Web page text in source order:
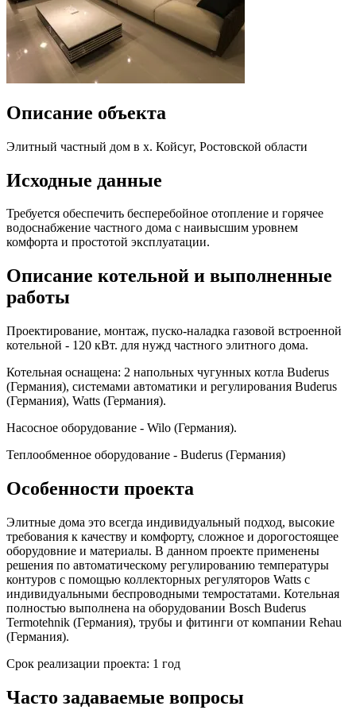
Описание объекта
Элитный частный дом в х. Койсуг, Ростовской области
Исходные данные
Требуется обеспечить бесперебойное отопление и горячее
водоснабжение частного дома с наивысшим уровнем
комфорта и простотой эксплуатации.
Описание котельной и выполненные
работы
Проектирование, монтаж, пуско-наладка газовой встроенной
котельной - 120 кВт. для нужд частного элитного дома.
Котельная оснащена: 2 напольных чугунных котла Buderus
(Германия), системами автоматики и регулирования Buderus
(Германия), Watts (Германия).
Насосное оборудование - Wilo (Германия).
Теплообменное оборудование - Buderus (Германия)
Особенности проекта
Элитные дома это всегда индивидуальный подход, высокие
требования к качеству и комфорту, сложное и дорогостоящее
оборудовние и материалы. В данном проекте применены
решения по автоматическому регулированию температуры
контуров с помощью коллекторных регуляторов Watts с
индивидуальными беспроводными темростатами. Котельная
полностью выполнена на оборудовании Bosch Buderus
Termotehnik (Германия), трубы и фитинги от компании Rehau
(Германия).
Срок реализации проекта: 1 год
Часто задаваемые вопросы